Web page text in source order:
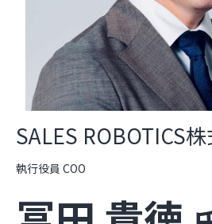
SALES ROBOTICS
執行役員 COO